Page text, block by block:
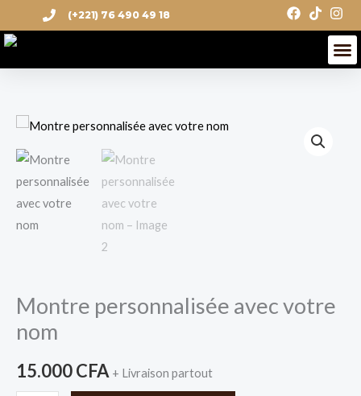
au
(+221) 76 490 49 18
Montre personnalisée avec votre
nom
15.000CFA + Livraison partout
quantité
de
Montre
personnalisée
avec
votre